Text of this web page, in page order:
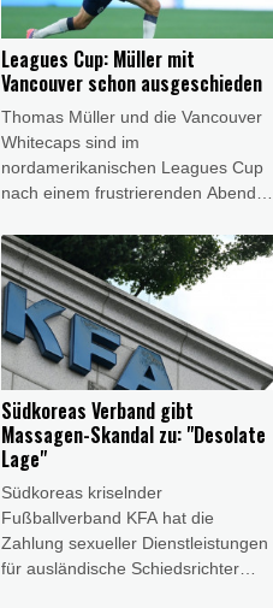
als Erster an. Silber ging in einem
engen Dreikampf an Italien vor
Ungarn.
Leagues Cup: Müller mit
Vancouver schon ausgeschieden
Thomas Müller und die Vancouver
Whitecaps sind im
nordamerikanischen Leagues Cup
nach einem frustrierenden Abend
Auftaktniederlage gegen Atlante
verloren die Kanadier gegen den
FC Juárez auch das zweite Spiel
der Gruppenphase, trotz Führung
und deutlichem Chancenplus setzte
es ein 1:3 (1:1). Das Viertelfinale ist
damit außer Reichweite.
Südkoreas Verband gibt
Massagen-Skandal zu: "Desolate
Lage"
Südkoreas kriselnder
Fußballverband KFA hat die
Zahlung sexueller Dienstleistungen
für ausländische Schiedsrichter